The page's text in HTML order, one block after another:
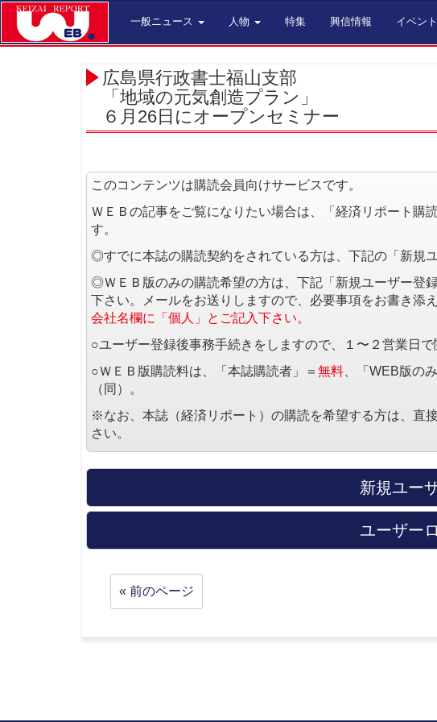
一般ニュース 人物 特集 興信情報 イベン
広島県行政書士福山支部
「地域の元気創造プラン」
６月26日にオープンセミナー
このコンテンツは購読会員向けサービスです。
ＷＥＢの記事をご覧になりたい場合は、「経済リポート購
す。
◎すでに本誌の購読契約をされている方は、下記の「新規
◎ＷＥＢ版のみの購読希望の方は、下記「新規ユーザー登録
下さい。メールをお送りしますので、必要事項をお書き添
会社名欄に「個人」とご記入下さい。
○ユーザー登録後事務手続きをしますので、１〜２営業日で
○ＷＥＢ版購読料は、「本誌購読者」＝ 無料 、「WEB版の
（同）。
※なお、本誌（経済リポート）の購読を希望する方は、直
さい。
新規ユー
ユーザー
« 前のページ